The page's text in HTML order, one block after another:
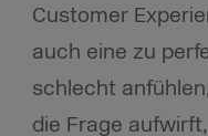
Customer
auch eine zu
schlecht
die Frage